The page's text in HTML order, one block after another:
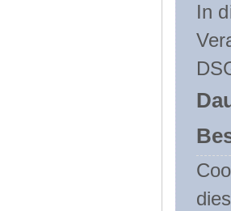
In